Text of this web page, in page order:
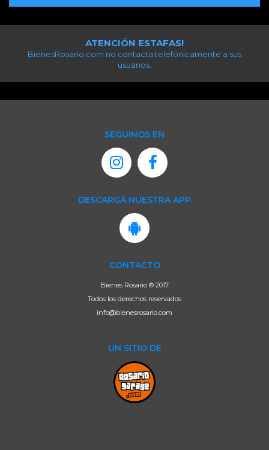
ATENCIÓN ESTAFAS!
BienesRosario.com no contacta telefónicamente a sus
usuarios.
SEGUINOS EN
DESCARGÁ NUESTRA APP
CONTACTO
Bienes Rosario © 2017
Todos los derechos reservados
info@bienesrosario.com
UN SITIO DE